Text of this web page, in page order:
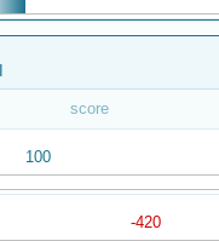
score
100
-420